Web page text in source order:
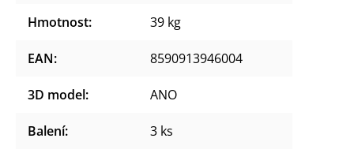
Hmotnost: 39 kg
EAN: 8590913946004
3D model: ANO
Balení: 3 ks